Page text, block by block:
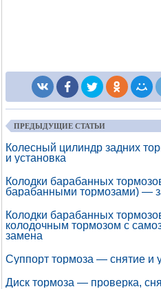
ПРЕДЫДУЩИЕ СТАТЬИ
Колесный цилиндр задних
и установка
Колодки барабанных
барабанными тормозами) —
Колодки барабанных
колодочным тормозом с
замена
Суппорт тормоза — снятие и
Диск тормоза — проверка,